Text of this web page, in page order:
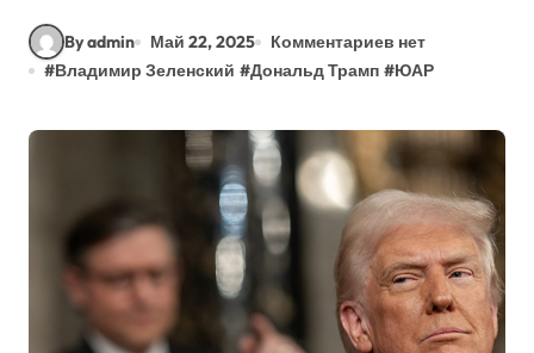
By admin Май 22, 2025
Комментариев нет
#Владимир Зеленский #Дональд Трамп #ЮАР